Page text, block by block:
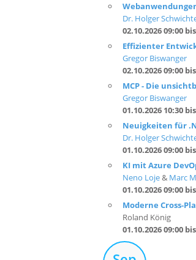
Dr. Holger
02.10.2026 09:00
Effizienter
Gregor Biswanger
02.10.2026 09:00
MCP - Die
Gregor Biswanger
01.10.2026 10:30
Neuigkeiten für
Dr. Holger
01.10.2026 09:00
KI mit Azure
Neno Loje& Marc
01.10.2026 09:00
Moderne Cross-
Roland König
01.10.2026 09:00